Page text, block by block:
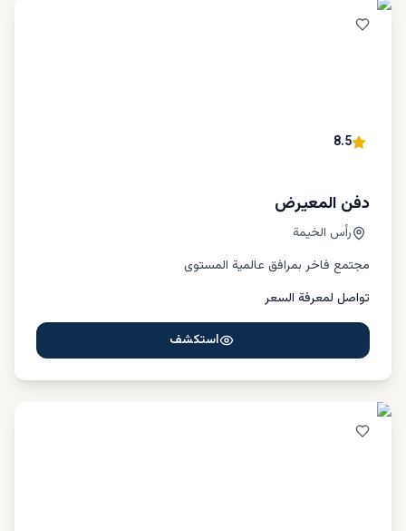
8.5
دفن المعيرض
رأس الخيمة
مجتمع فاخر بمرافق عالمية المستوى
تواصل لمعرفة السعر
استكشف